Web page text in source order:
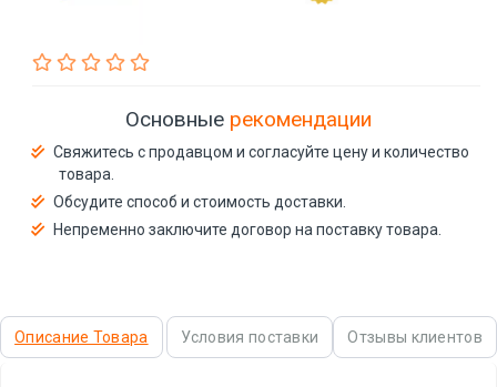
Основные рекомендации
Свяжитесь с продавцом и согласуйте цену и количество
товара.
Обсудите способ и стоимость доставки.
Непременно заключите договор на поставку товара.
Описание Товара Условия поставки Отзывы клиентов